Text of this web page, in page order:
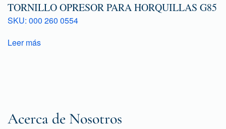
TORNILLO OPRESOR PARA HORQUILLAS G85
SKU: 000 260 0554
Leer más
Acerca de Nosotros